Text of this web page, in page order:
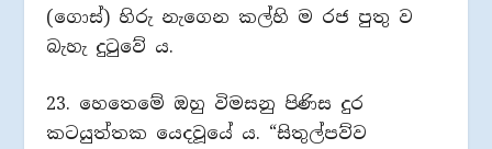
(ගොස්) හිරු නැගෙන කල්හි ම රජ පුතු ව
බැහැ දුටුවේ ය.
23. හෙතෙමේ ඔහු විමසනු පිණිස දුර
කටයුත්තක යෙදවූයේ ය. “සිතුල්පව්ව